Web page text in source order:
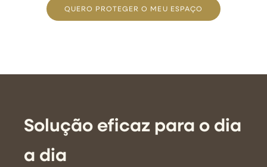
QUERO PROTEGER O MEU ESPAÇO
Solução eficaz para o dia
a dia